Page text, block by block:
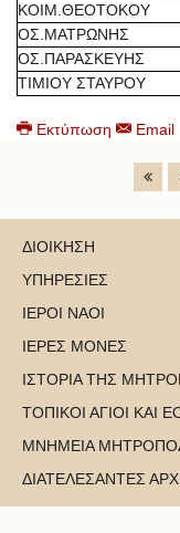
ΚΟΙΜ.ΘΕΟΤΟΚΟΥ
ΟΣ.ΜΑΤΡΩΝΗΣ
ΟΣ.ΠΑΡΑΣΚΕΥΗΣ
ΤΙΜΙΟΥ ΣΤΑΥΡΟΥ
Εκτύπωση Email
ΔΙΟΙΚΗΣΗ
ΥΠΗΡΕΣΙΕΣ
ΙΕΡΟΙ ΝΑΟΙ
ΙΕΡΕΣ ΜΟΝΕΣ
ΙΣΤΟΡΙΑ ΤΗΣ
ΤΟΠΙΚΟΙ ΑΓΙΟΙ ΚΑΙ
ΜΝΗΜΕΙΑ
ΔΙΑΤΕΛΕΣΑΝΤΕΣ